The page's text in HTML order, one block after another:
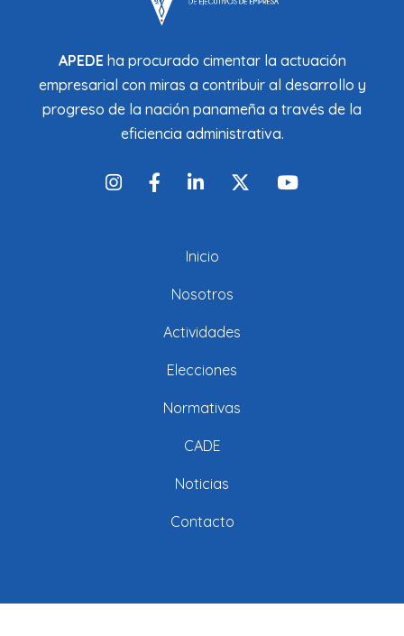
APEDEha procurado cimentar la actuación
empresarial con miras a contribuir al desarrollo y
progreso de la nación panameña a través de la
eficiencia administrativa.
Inicio
Nosotros
Actividades
Elecciones
Normativas
CADE
Noticias
Contacto